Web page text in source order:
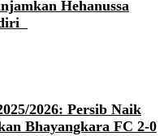
Hehanussa
2026: Persib Naik
Bhayangkara FC 2-0